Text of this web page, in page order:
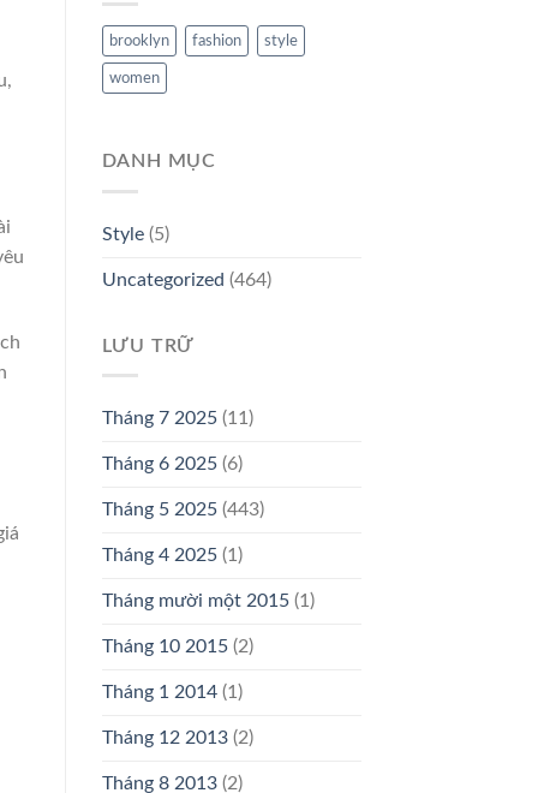
brooklyn fashion style
women
DANH MỤC
Style(5)
Uncategorized (464)
LƯU TRỮ
Tháng 7 2025(11)
Tháng 6 2025(6)
Tháng 5 2025(443)
Tháng 4 2025(1)
Tháng mười một 2015(1)
Tháng 10 2015(2)
Tháng 1 2014(1)
Tháng 12 2013(2)
Tháng 8 2013(2)